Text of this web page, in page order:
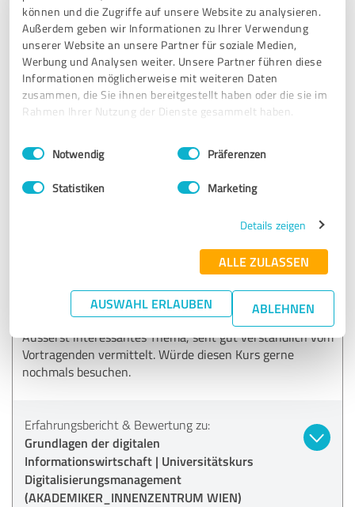
können und die Zugriffe auf unsere Website zu analysieren.
Außerdem geben wir Informationen zu Ihrer Verwendung
unserer Website an unsere Partner für soziale Medien,
Werbung und Analysen weiter. Unsere Partner führen diese
Informationen möglicherweise mit weiteren Daten
zusammen, die Sie ihnen bereitgestellt haben oder die sie im
Rahmen Ihrer Nutzung der Dienste gesammelt haben.
Impressum Datenschutzbestimmungen
Einwilligungsauswahl
Notwendig Präferenzen
Statistiken Marketing
Details zeigen
ALLE ZULASSEN
AUSWAHL ERLAUBEN ABLEHNEN
ein reger Erfahrungsaustausch in der Gruppe ermöglicht
wurde. Hervorstreichen möchte ich auch die
entgegengebrachte Empathie.
Erfahrungsbericht & Bewertung zu:
Grundlagen der digitalen
Digitalisierungsmanagement
(AKADEMIKER_INNENZENTRUM WIEN)
SEHR GUT Empfehlung
Äusserst interessantes Thema, seht gut verständlich vom
Vortragenden vermittelt. Würde diesen Kurs gerne
nochmals besuchen.
Erfahrungsbericht & Bewertung zu:
Grundlagen der digitalen
Informationswirtschaft | Universitätskurs
Digitalisierungsmanagement
(AKADEMIKER_INNENZENTRUM WIEN)